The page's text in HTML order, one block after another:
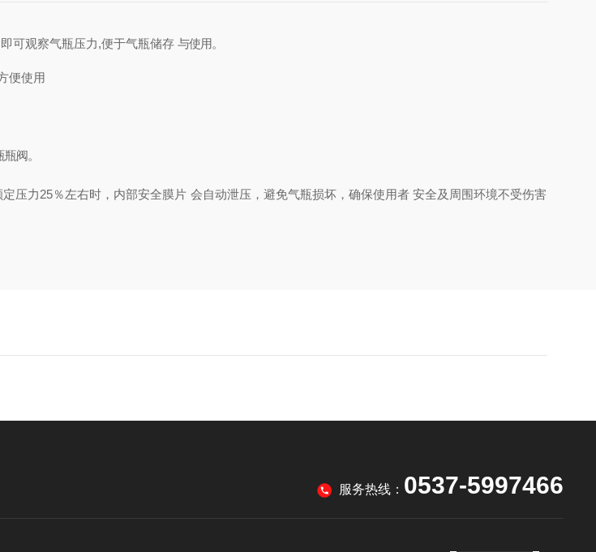
可观察气瓶压力,便于气瓶储存 与使用。
便使用
阀。
定压力25％左右时，内部安全膜片 会自动泄压，避免气瓶损坏，确保使用者 安全及周围环境不受伤害。
服务热线： 0537-5997466